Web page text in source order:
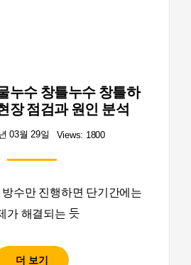
누수 창틀누수 창틀하
장 점검과 원인 분석
03월 29일 Views: 1800
수만 진행하면 단기간에는
가 해결되는 듯
더 보기